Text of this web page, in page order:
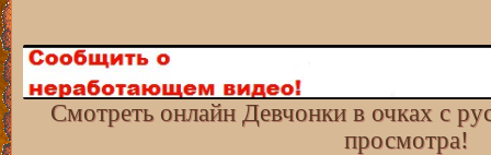
Смотреть онлайн Девчонки в очках с
просмотра!